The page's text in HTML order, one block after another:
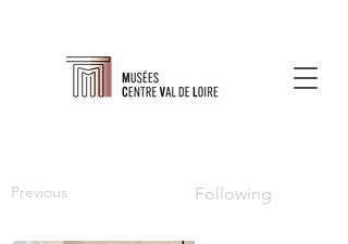
Previous Following